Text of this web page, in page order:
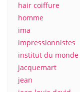
hair coiffure
homme
ima
impressionnistes
institut du monde
jacquemart
jean